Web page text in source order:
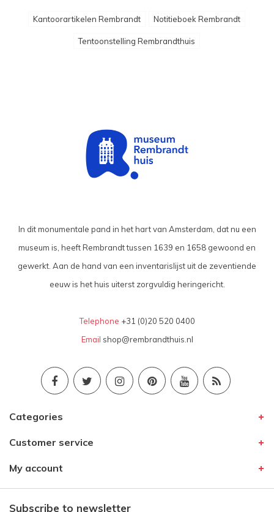
Kantoorartikelen Rembrandt Notitieboek Rembrandt
Tentoonstelling Rembrandthuis
In dit monumentale pand in het hart van Amsterdam, dat nu een
museum is, heeft Rembrandt tussen 1639 en 1658 gewoond en
gewerkt. Aan de hand van een inventarislijst uit de zeventiende
eeuw is het huis uiterst zorgvuldig heringericht.
Telephone +31 (0)20 520 0400
Email shop@rembrandthuis.nl
Categories
Customer service
My account
Subscribe to newsletter